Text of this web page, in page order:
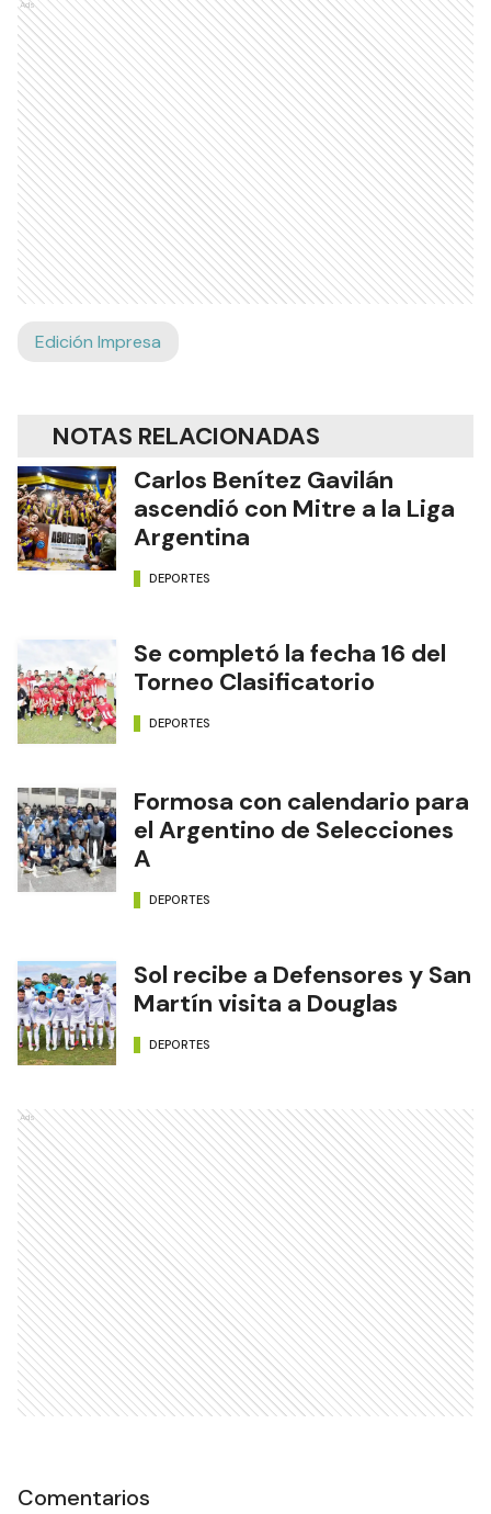
Ads
Edición Impresa
NOTAS RELACIONADAS
Carlos Benítez Gavilán
ascendió con Mitre a la Liga
Argentina
DEPORTES
Se completó la fecha 16 del
Torneo Clasificatorio
DEPORTES
Formosa con calendario para
el Argentino de Selecciones
A
DEPORTES
Sol recibe a Defensores y San
Martín visita a Douglas
DEPORTES
Ads
Comentarios